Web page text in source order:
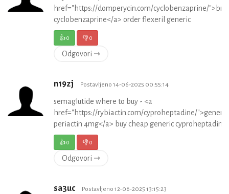
href="https://domperycin.com/cyclobenzaprine/
cyclobenzaprine</a> order flexeril generic
👍0 👎0
Odgovori ⇾
n19zj Postavljeno 14-06-2025 00:55:14
semaglutide where to buy - <a
href="https://rybiactin.com/cyproheptadine/">generic
periactin 4mg</a> buy cheap generic cyproheptadine
👍0 👎0
Odgovori ⇾
sa3uc Postavljeno 12-06-2025 13:15:23